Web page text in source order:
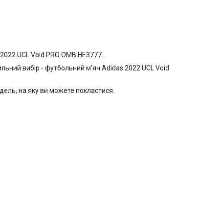
UCL Void PRO OMB HE3777.
вибір - футбольний м’яч Adidas 2022 UCL Void
на яку ви можете покластися.